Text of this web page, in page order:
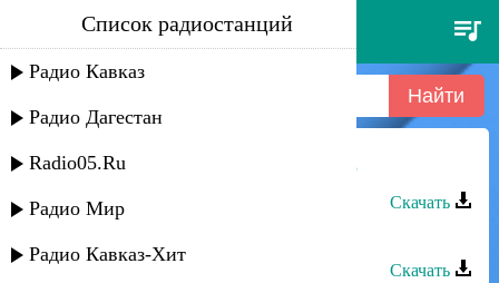
тарлан мамедов - савдада авай
яр
Список радиостанций
Радио Кавказ
Радио Дагестан
Radio05.Ru
Радио Мир
Радио Кавказ-Хит
Тарлан Мамедов - Савдада авай яр
Скачать
Скачать